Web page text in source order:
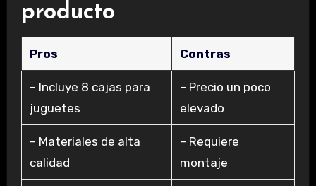
producto
Pros Contras
– Incluye 8 cajas para
juguetes
– Precio un poco
elevado
– Materiales de alta
calidad
– Requiere
montaje